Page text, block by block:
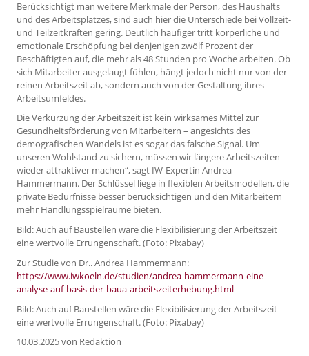
Berücksichtigt man weitere Merkmale der Person, des Haushalts
und des Arbeitsplatzes, sind auch hier die Unterschiede bei Vollzeit-
und Teilzeitkräften gering. Deutlich häufiger tritt körperliche und
emotionale Erschöpfung bei denjenigen zwölf Prozent der
Beschäftigten auf, die mehr als 48 Stunden pro Woche arbeiten. Ob
sich Mitarbeiter ausgelaugt fühlen, hängt jedoch nicht nur von der
reinen Arbeitszeit ab, sondern auch von der Gestaltung ihres
Arbeitsumfeldes.
Die Verkürzung der Arbeitszeit ist kein wirksames Mittel zur
Gesundheitsförderung von Mitarbeitern – angesichts des
demografischen Wandels ist es sogar das falsche Signal. Um
unseren Wohlstand zu sichern, müssen wir längere Arbeitszeiten
wieder attraktiver machen“, sagt IW-Expertin Andrea
Hammermann. Der Schlüssel liege in flexiblen Arbeitsmodellen, die
private Bedürfnisse besser berücksichtigen und den Mitarbeitern
mehr Handlungsspielräume bieten.
Bild: Auch auf Baustellen wäre die Flexibilisierung der Arbeitszeit
eine wertvolle Errungenschaft. (Foto: Pixabay)
Zur Studie von Dr.. Andrea Hammermann:
https://www.iwkoeln.de/studien/andrea-hammermann-eine-
analyse-auf-basis-der-baua-arbeitszeiterhebung.html
Bild: Auch auf Baustellen wäre die Flexibilisierung der Arbeitszeit
eine wertvolle Errungenschaft. (Foto: Pixabay)
10.03.2025von Redaktion